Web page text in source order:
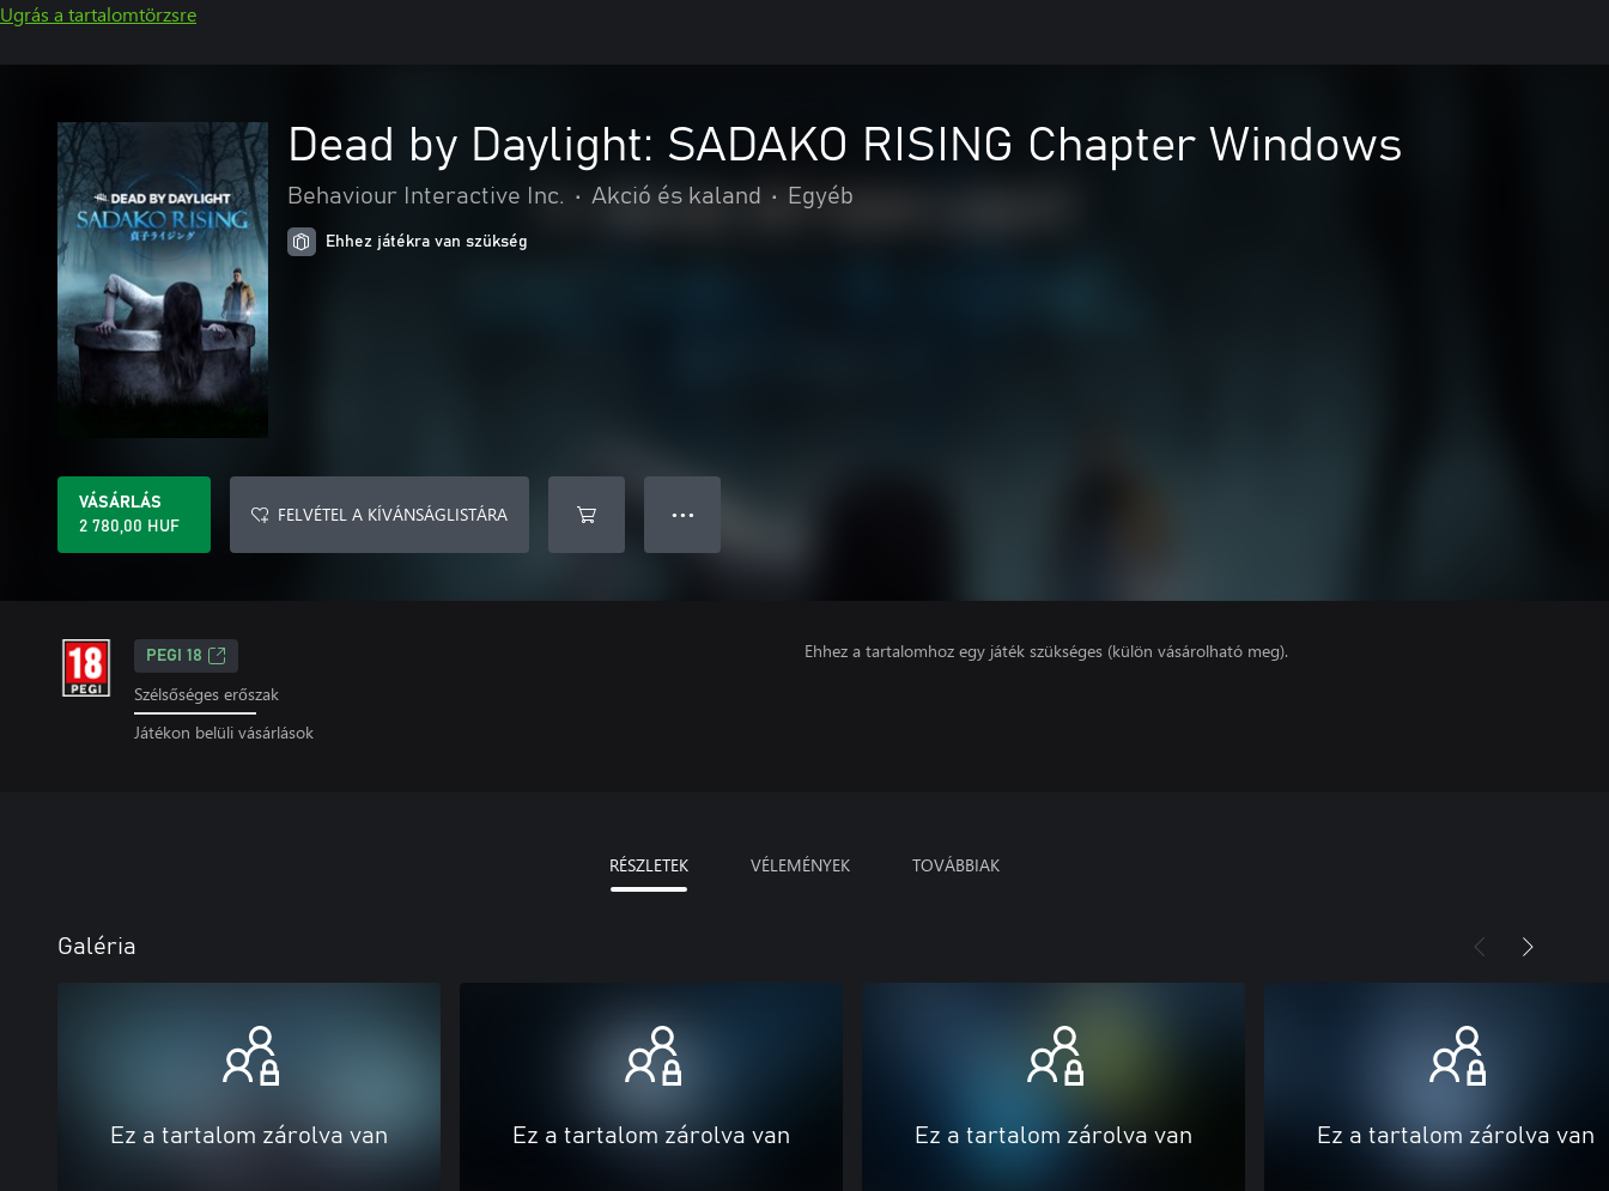
Ugrás a tartalomtörzsre
Dead by Daylight: SADAKO RISING Chapter Windows
Behaviour Interactive Inc. • Akció és kaland • Egyéb
Ehhez játékra van szükség
VÁSÁRLÁS
2 780,00 HUF
FELVÉTEL A KÍVÁNSÁGLISTÁRA ● ● ●
PEGI 18
Szélsőséges erőszak
Játékon belüli vásárlások
Ehhez a tartalomhoz egy játék szükséges (külön vásárolható meg).
RÉSZLETEK VÉLEMÉNYEK TOVÁBBIAK
Galéria
Ez a tartalom zárolva van Ez a tartalom zárolva van Ez a tartalom zárolva van Ez a tartalom zárolva van